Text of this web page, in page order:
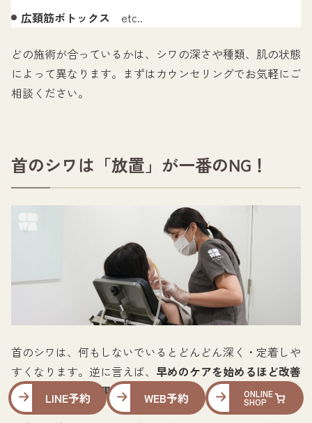
広頚筋ボトックス etc..
どの施術が合っているかは、シワの深さや種類、肌の状態
によって異なります。まずはカウンセリングでお気軽にご
相談ください。
首のシワは「放置」が一番のNG！
首のシワは、何もしないでいるとどんどん深く・定着しや
すくなります。逆に言えば、 早めのケアを始めるほど改善
しやすく、予防効果も高くなります。
LINE予約 WEB予約 ONLINE
SHOP